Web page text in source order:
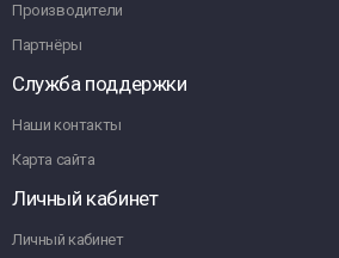
Производители
Партнёры
Служба поддержки
Наши контакты
Карта сайта
Личный кабинет
Личный кабинет